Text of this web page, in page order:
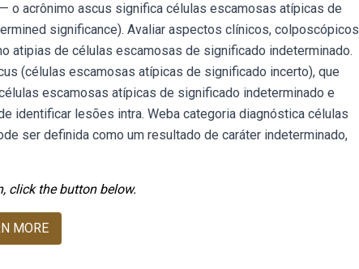
o acrônimo ascus significa células escamosas atípicas de
significance). Avaliar aspectos clínicos, colposcópicos
atipias de células escamosas de significado indeterminado.
(células escamosas atípicas de significado incerto), que
escamosas atípicas de significado indeterminado e
identificar lesões intra. Weba categoria diagnóstica células
ser definida como um resultado de caráter indeterminado,
click the button below.
MORE